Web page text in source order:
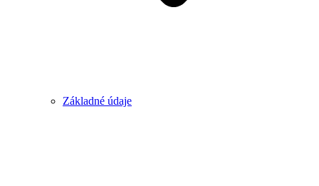
Základné údaje